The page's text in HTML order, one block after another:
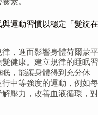
運動習慣以穩定「髮旋在
，進而影響身體荷爾蒙平
健康。建立規律的睡眠習
，能讓身體得到充分休
中等強度的運動，例如每
壓力，改善血液循環，對